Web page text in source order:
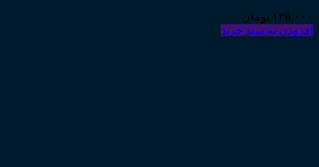
۱۳۵,۰۰۰ تومان
افزودن به سبد خرید